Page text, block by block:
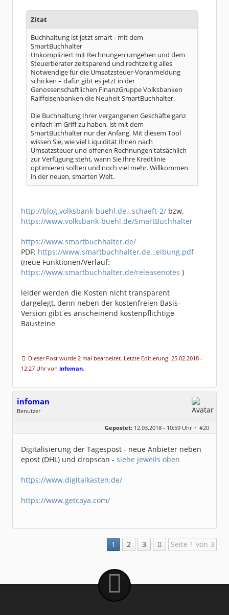
Zitat
Buchhaltung ist jetzt smart - mit dem
SmartBuchhalter
Unkompliziert mit Rechnungen umgehen und dem
Steuerberater zeitsparend und rechtzeitig alles
Notwendige für die Umsatzsteuer-Voranmeldung
schicken – dafür gibt es jetzt in der
Genossenschaftlichen FinanzGruppe Volksbanken
Raiffeisenbanken die Neuheit SmartBuchhalter.
Die Buchhaltung Ihrer vergangenen Geschäfte ganz
einfach im Griff zu haben, ist mit dem
SmartBuchhalter nur der Anfang. Mit diesem Tool
wissen Sie, wie viel Liquidität Ihnen nach
Umsatzsteuer und offenen Rechnungen tatsächlich
zur Verfügung steht, wann Sie Ihre Kredtlinie
optimieren sollten und noch viel mehr. Willkommen
in der neuen, smarten Welt.
http://blog.volksbank-buehl.de…schaeft-2/ bzw.
https://www.volksbank-buehl.de/SmartBuchhalter
https://www.smartbuchhalter.de/
PDF: https://www.smartbuchhalter.de…eibung.pdf
(neue Funktionen/Verlauf:
https://www.smartbuchhalter.de/releasenotes )
leider werden die Kosten nicht transparent
dargelegt, denn neben der kostenfreien Basis-
Version gibt es anscheinend kostenpflichtige
Bausteine
Dieser Post wurde 2 mal bearbeitet. Letzte Editierung: 25.02.2018 -
12:27 Uhr von infoman.
infoman
Benutzer
Dabei seit:
06 / 2008
Gepostet: 12.03.2018 - 10:59 Uhr · #20
Digitalisierung der Tagespost - neue Anbieter neben
epost (DHL) und dropscan - siehe jeweils oben
https://www.digitalkasten.de/
https://www.getcaya.com/
1 2 3 Seite 1 von 3